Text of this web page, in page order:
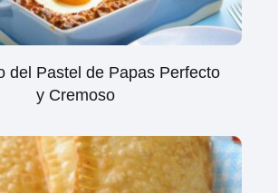
del Pastel de Papas Perfecto
y Cremoso